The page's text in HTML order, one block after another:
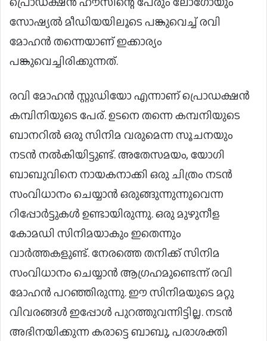
സോഷ്യൽ മീഡിയയിലൂടെ പങ്കുവെച്ച് രവി
മോഹന്‍‌ തന്നെയാണ് ഇക്കാര്യം
പങ്കുവെച്ചിരിക്കുന്നത്.
രവി മോഹൻ സ്റ്റുഡിയോ എന്നാണ് പ്രൊഡക്ഷൻ
കമ്പിനിയുടെ പേര്. ഉടനെ തന്നെ കമ്പനിയുടെ
ബാനറിൽ ഒരു സിനിമ വരുമെന്ന സൂചനയും
നടൻ നൽകിയിട്ടുണ്ട്. അതേസമയം, യോഗി
ബാബുവിനെ നായകനാക്കി ഒരു ചിത്രം നടൻ
സംവിധാനം ചെയ്യാൻ ഒരുങ്ങുന്നുന്നുവെന്ന
റിപ്പോർട്ടുകൾ ഉണ്ടായിരുന്നു. ഒരു മുഴുനീള
കോമഡി സിനിമയാകും ഇതെന്നും
വാർത്തകളുണ്ട്. നേരത്തെ തനിക്ക് സിനിമ
സംവിധാനം ചെയ്യാന്‍ ആഗ്രഹമുണ്ടെന്ന് രവി
മോഹൻ പറഞ്ഞിരുന്നു. ഈ സിനിമയുടെ മറ്റു
വിവരങ്ങൾ ഇപ്പോൾ പുറത്തുവന്നിട്ടില്ല. നടന്‍
അഭിനയിക്കുന്ന കരാട്ടെ ബാബു, പരാശക്തി